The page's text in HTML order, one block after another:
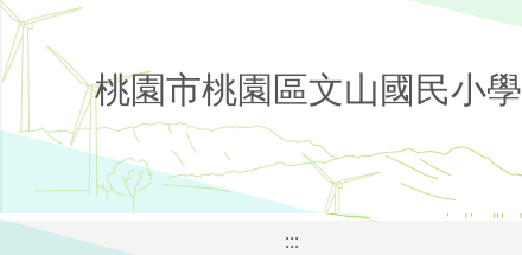
桃園市桃園區文山國民小學
:::